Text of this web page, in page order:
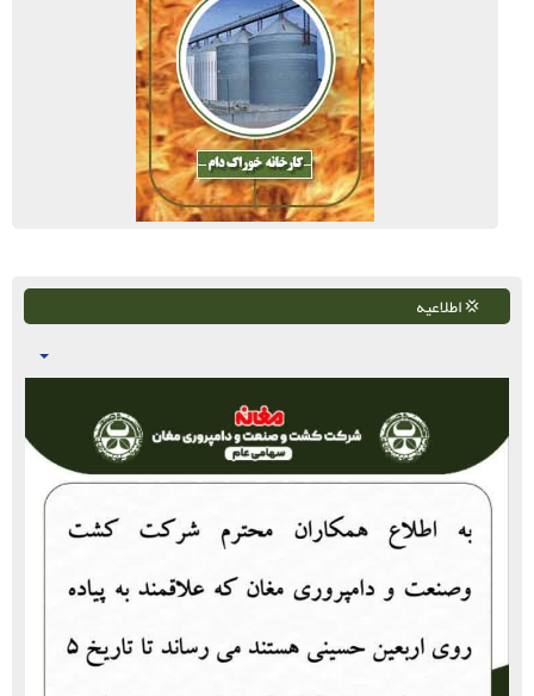
💢 اطلاعیه